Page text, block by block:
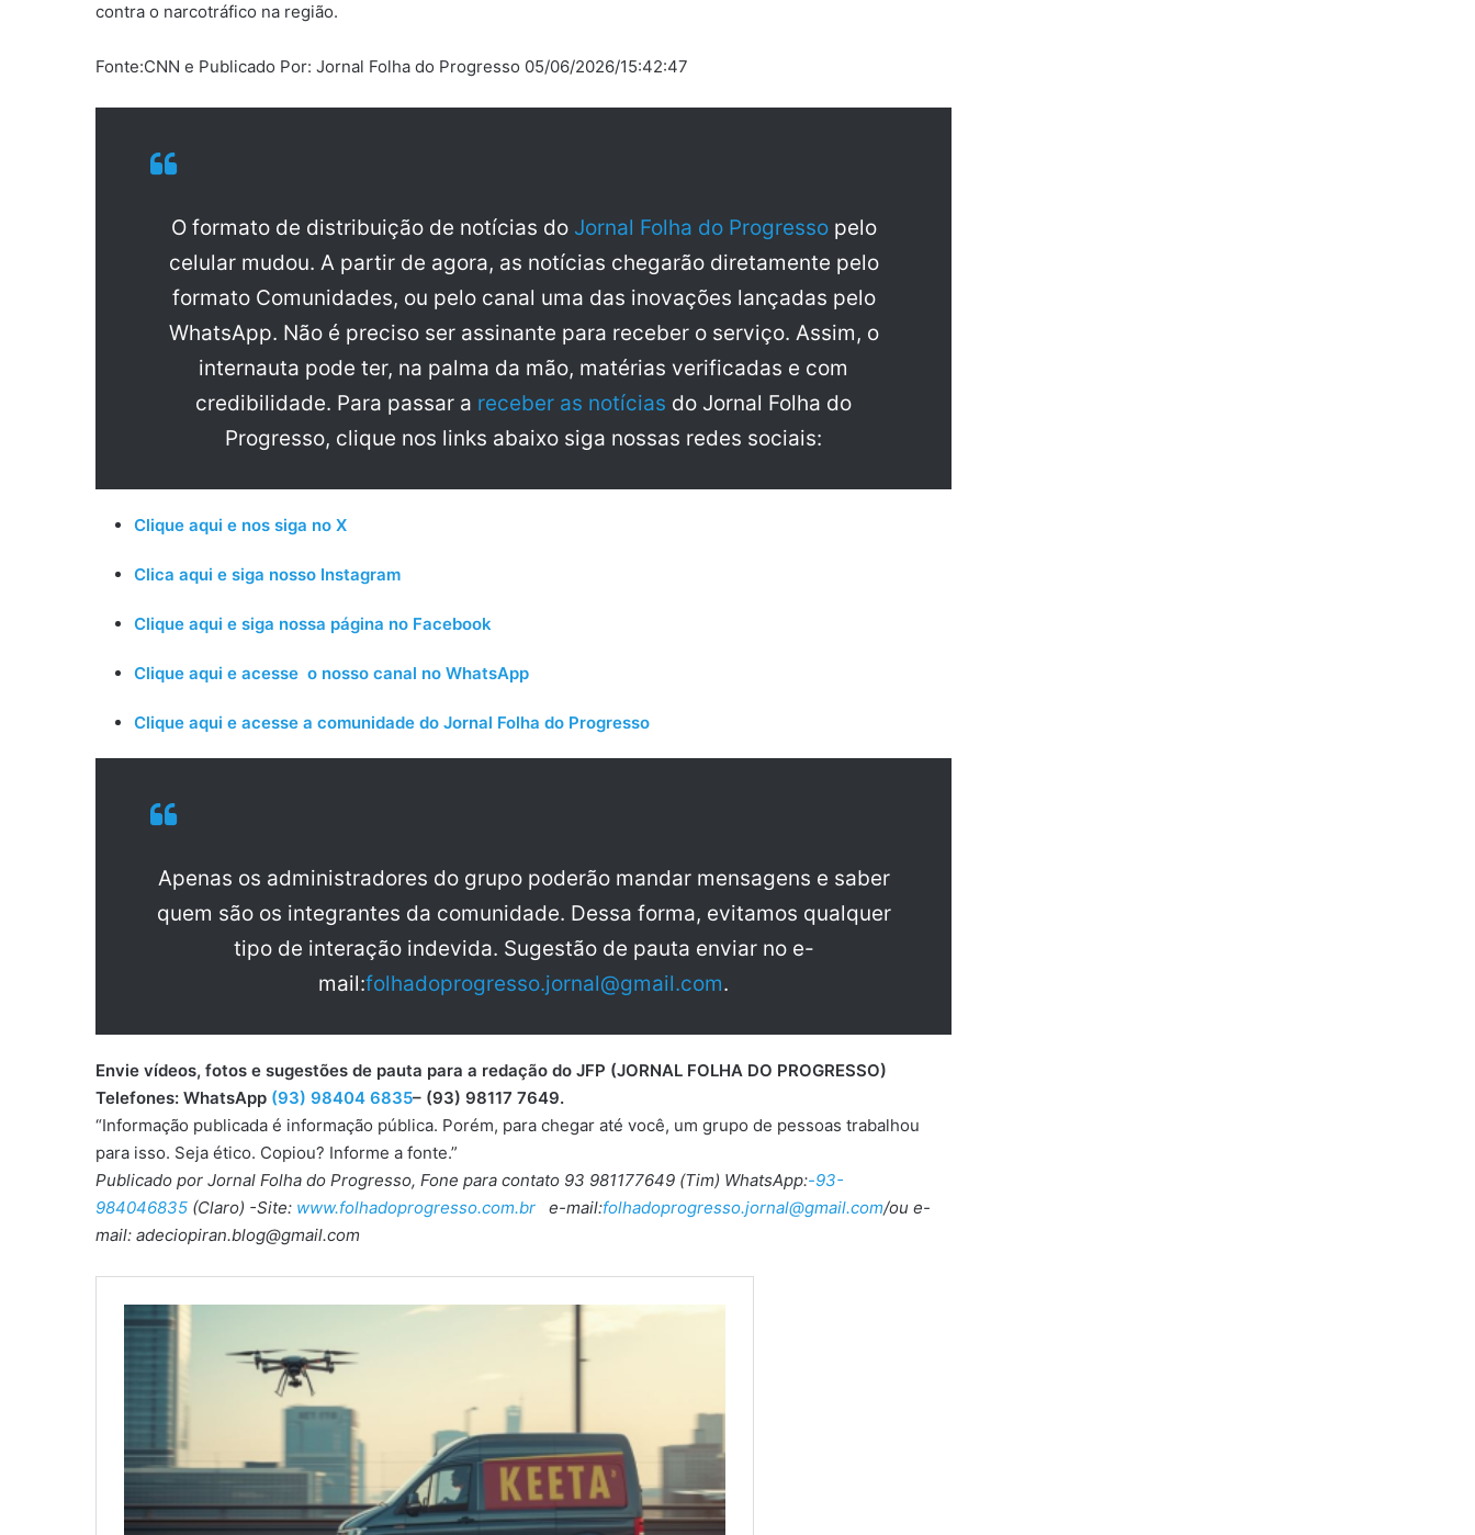
contra o narcotráfico na região.
Fonte:CNN e Publicado Por: Jornal Folha do Progresso 05/06/2026/15:42:47
O formato de distribuição de notícias do Jornal Folha do Progresso pelo
celular mudou. A partir de agora, as notícias chegarão diretamente pelo
formato Comunidades, ou pelo canal uma das inovações lançadas pelo
WhatsApp. Não é preciso ser assinante para receber o serviço. Assim, o
internauta pode ter, na palma da mão, matérias verificadas e com
credibilidade. Para passar a receber as notícias do Jornal Folha do
Progresso, clique nos links abaixo siga nossas redes sociais:
Clique aqui e nos siga no X
Clica aqui e siga nosso Instagram
Clique aqui e siga nossa página no Facebook
Clique aqui e acesse o nosso canal no WhatsApp
Clique aqui e acesse a comunidade do Jornal Folha do Progresso
Apenas os administradores do grupo poderão mandar mensagens e saber
quem são os integrantes da comunidade. Dessa forma, evitamos qualquer
tipo de interação indevida. Sugestão de pauta enviar no e-
mail:folhadoprogresso.jornal@gmail.com.
Envie vídeos, fotos e sugestões de pauta para a redação do JFP (JORNAL FOLHA DO PROGRESSO)
Telefones: WhatsApp (93) 98404 6835– (93) 98117 7649.
“Informação publicada é informação pública. Porém, para chegar até você, um grupo de pessoas trabalhou
para isso. Seja ético. Copiou? Informe a fonte.”
Publicado por Jornal Folha do Progresso, Fone para contato 93 981177649 (Tim) WhatsApp:-93-
984046835 (Claro) -Site: www.folhadoprogresso.com.br e-mail:folhadoprogresso.jornal@gmail.com/ou e-
mail: adeciopiran.blog@gmail.com